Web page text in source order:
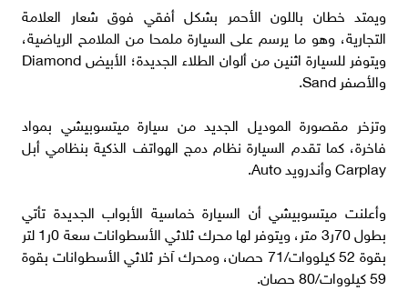
ويمتد خطان باللون الأحمر بشكل أفقي فوق شعار العلامة
التجارية، وهو ما يرسم على السيارة ملمحا من الملامح الرياضية،
ويتوفر للسيارة اثنين من ألوان الطلاء الجديدة؛ الأبيض Diamond
والأصفر Sand.
وتزخر مقصورة الموديل الجديد من سيارة ميتسوبيشي بمواد
فاخرة، كما تقدم السيارة نظام دمج الهواتف الذكية بنظامي أبل
Carplay وأندرويد Auto.
وأعلنت ميتسوبيشي أن السيارة خماسية الأبواب الجديدة تأتي
بطول 70ر3 متر، ويتوفر لها محرك ثلاثي الأسطوانات سعة 0ر1 لتر
بقوة 52 كيلووات/71 حصان، ومحرك آخر ثلاثي الأسطوانات بقوة
59 كيلووات/80 حصان.